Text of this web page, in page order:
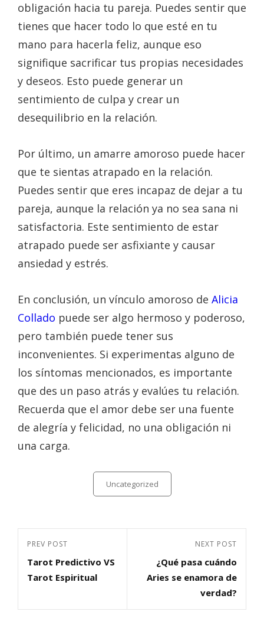
obligación hacia tu pareja. Puedes sentir que
tienes que hacer todo lo que esté en tu
mano para hacerla feliz, aunque eso
signifique sacrificar tus propias necesidades
y deseos. Esto puede generar un
sentimiento de culpa y crear un
desequilibrio en la relación.
Por último, un amarre amoroso puede hacer
que te sientas atrapado en la relación.
Puedes sentir que eres incapaz de dejar a tu
pareja, aunque la relación ya no sea sana ni
satisfactoria. Este sentimiento de estar
atrapado puede ser asfixiante y causar
ansiedad y estrés.
En conclusión, un vínculo amoroso de Alicia
Collado puede ser algo hermoso y poderoso,
pero también puede tener sus
inconvenientes. Si experimentas alguno de
los síntomas mencionados, es importante
que des un paso atrás y evalúes tu relación.
Recuerda que el amor debe ser una fuente
de alegría y felicidad, no una obligación ni
una carga.
Uncategorized
Navegación
de
entradas
Previous
Post
PREV POST
Tarot Predictivo VS
Tarot Espiritual
Post
NEXT POST
¿Qué pasa cuándo
Aries se enamora de
verdad?